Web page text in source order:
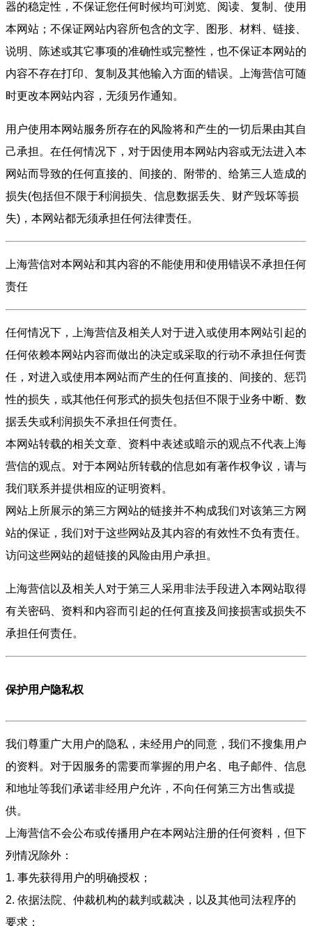
器的稳定性，不保证您任何时候均可浏览、阅读、复制、使用
本网站；不保证网站内容所包含的文字、图形、材料、链接、
说明、陈述或其它事项的准确性或完整性，也不保证本网站的
内容不存在打印、复制及其他输入方面的错误。上海营信可随
时更改本网站内容，无须另作通知。
用户使用本网站服务所存在的风险将和产生的一切后果由其自
己承担。在任何情况下，对于因使用本网站内容或无法进入本
网站而导致的任何直接的、间接的、附带的、给第三人造成的
损失(包括但不限于利润损失、信息数据丢失、财产毁坏等损
失)，本网站都无须承担任何法律责任。
上海营信对本网站和其内容的不能使用和使用错误不承担任何
责任
任何情况下，上海营信及相关人对于进入或使用本网站引起的
任何依赖本网站内容而做出的决定或采取的行动不承担任何责
任，对进入或使用本网站而产生的任何直接的、间接的、惩罚
性的损失，或其他任何形式的损失包括但不限于业务中断、数
据丢失或利润损失不承担任何责任。
本网站转载的相关文章、资料中表述或暗示的观点不代表上海
营信的观点。对于本网站所转载的信息如有著作权争议，请与
我们联系并提供相应的证明资料。
网站上所展示的第三方网站的链接并不构成我们对该第三方网
站的保证，我们对于这些网站及其内容的有效性不负有责任。
访问这些网站的超链接的风险由用户承担。
上海营信以及相关人对于第三人采用非法手段进入本网站取得
有关密码、资料和内容而引起的任何直接及间接损害或损失不
承担任何责任。
保护用户隐私权
我们尊重广大用户的隐私，未经用户的同意，我们不搜集用户
的资料。对于因服务的需要而掌握的用户名、电子邮件、信息
和地址等我们承诺非经用户允许，不向任何第三方出售或提
供。
上海营信不会公布或传播用户在本网站注册的任何资料，但下
列情况除外：
1. 事先获得用户的明确授权；
2. 依据法院、仲裁机构的裁判或裁决，以及其他司法程序的
要求；